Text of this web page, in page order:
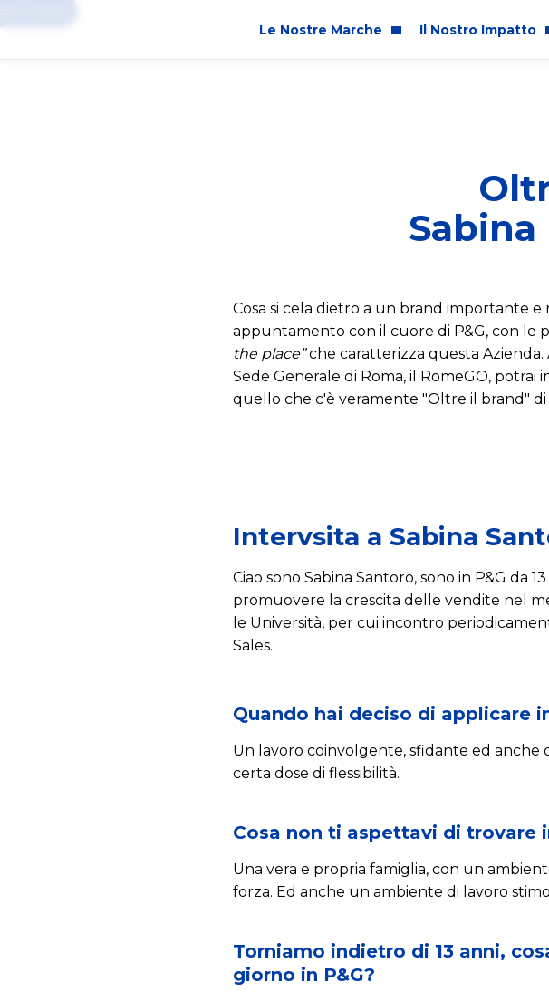
Le Nostre Marche Il Nostro Impatto
Impatto sulle Comunità
Uguaglianza ed
Sabina
Cosa si cela dietro a un brand importante
appuntamento con il cuore di P&G, con le
the place”che caratterizza questa
Sede Generale di Roma, il RomeGO,
quello che c'è veramente "Oltre il brand" di
Intervsita a Sabina
Ciao sono Sabina Santoro, sono in P&G da
promuovere la crescita delle vendite nel
le Università, per cui incontro
Sales.
Quando hai deciso di applicare
Un lavoro coinvolgente, sfidante ed anche
certa dose di flessibilità.
Cosa non ti aspettavi di trovare
Una vera e propria famiglia, con un
forza. Ed anche un ambiente di lavoro
Torniamo indietro di 13 anni,
giorno in P&G?